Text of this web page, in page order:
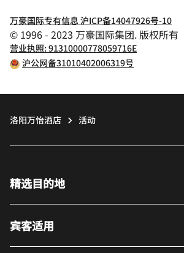
万豪国际专有信息 沪ICP备14047926号-10
© 1996 - 2023 万豪国际集团. 版权所有
营业执照: 91310000778059716E
沪公网备31010402006319号
洛阳万怡酒店 活动
精选目的地
宾客适用